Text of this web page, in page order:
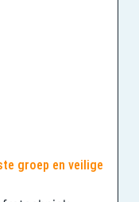
groep en veilige